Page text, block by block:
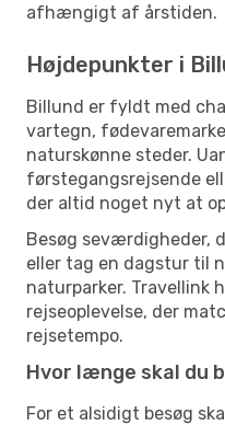
afhængigt af årstiden.
Højdepunkter i
Billund er fyldt med
vartegn,
naturskønne steder.
førstegangsrejsende
der altid noget nyt at
Besøg seværdigheder,
eller tag en dagstur til
naturparker. Travellink
rejseoplevelse, der
rejsetempo.
Hvor længe skal du
For et alsidigt besøg